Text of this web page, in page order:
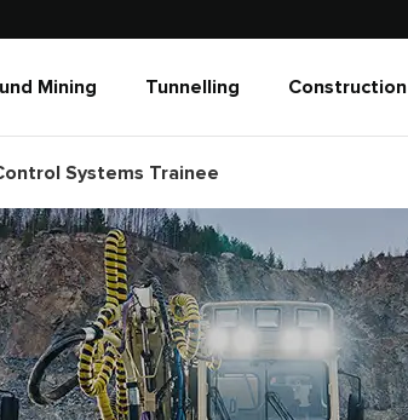
Mining Tunnelling Construction
Systems Trainee